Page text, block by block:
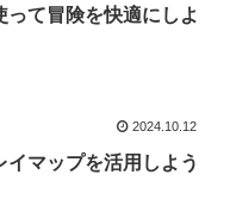
って冒険を快適にしよ
2024.10.12
イマップを活用しよう